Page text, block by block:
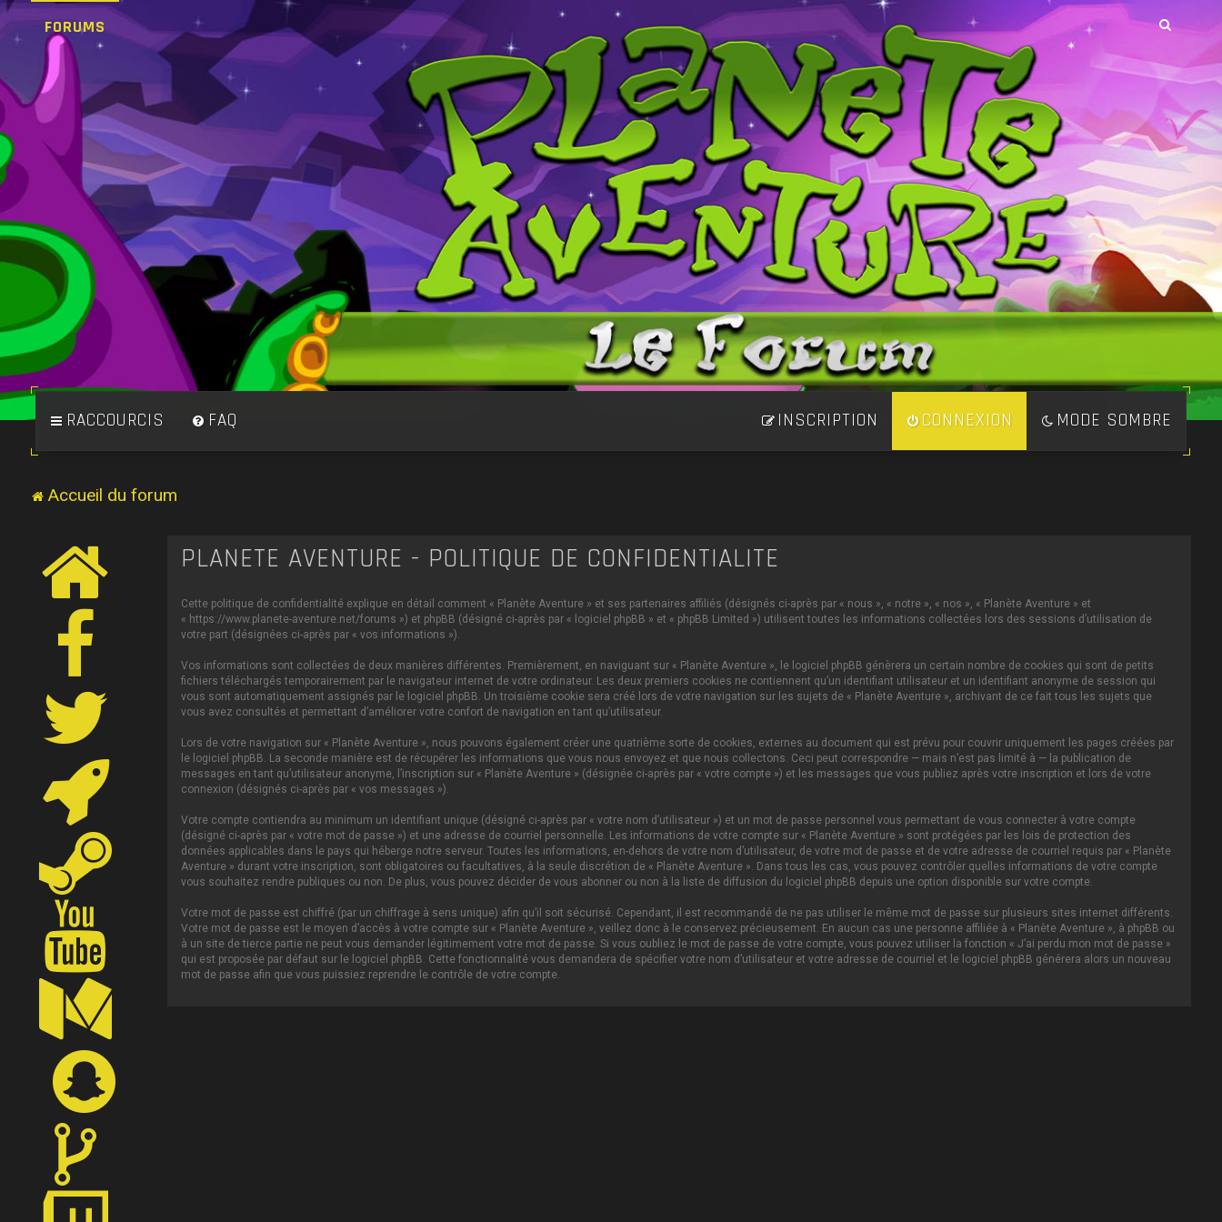
FORUMS
RACCOURCIS MODE SOMBRE
FAQ CONNEXION
INSCRIPTION
Accueil du forum
PLANÈTE AVENTURE - POLITIQUE DE CONFIDENTIALITÉ
Cette politique de confidentialité explique en détail comment « Planète Aventure » et ses partenaires affiliés (désignés ci-après par « nous », « notre », « nos », « Planète Aventure » et
« https://www.planete-aventure.net/forums ») et phpBB (désigné ci-après par « logiciel phpBB » et « phpBB Limited ») utilisent toutes les informations collectées lors des sessions d’utilisation de
votre part (désignées ci-après par « vos informations »).
Vos informations sont collectées de deux manières différentes. Premièrement, en naviguant sur « Planète Aventure », le logiciel phpBB génèrera un certain nombre de cookies qui sont de petits
fichiers téléchargés temporairement par le navigateur internet de votre ordinateur. Les deux premiers cookies ne contiennent qu’un identifiant utilisateur et un identifiant anonyme de session qui
vous sont automatiquement assignés par le logiciel phpBB. Un troisième cookie sera créé lors de votre navigation sur les sujets de « Planète Aventure », archivant de ce fait tous les sujets que
vous avez consultés et permettant d’améliorer votre confort de navigation en tant qu’utilisateur.
Lors de votre navigation sur « Planète Aventure », nous pouvons également créer une quatrième sorte de cookies, externes au document qui est prévu pour couvrir uniquement les pages créées par
le logiciel phpBB. La seconde manière est de récupérer les informations que vous nous envoyez et que nous collectons. Ceci peut correspondre — mais n’est pas limité à — la publication de
messages en tant qu’utilisateur anonyme, l’inscription sur « Planète Aventure » (désignée ci-après par « votre compte ») et les messages que vous publiez après votre inscription et lors de votre
connexion (désignés ci-après par « vos messages »).
Votre compte contiendra au minimum un identifiant unique (désigné ci-après par « votre nom d’utilisateur ») et un mot de passe personnel vous permettant de vous connecter à votre compte
(désigné ci-après par « votre mot de passe ») et une adresse de courriel personnelle. Les informations de votre compte sur « Planète Aventure » sont protégées par les lois de protection des
données applicables dans le pays qui héberge notre serveur. Toutes les informations, en-dehors de votre nom d’utilisateur, de votre mot de passe et de votre adresse de courriel requis par « Planète
Aventure » durant votre inscription, sont obligatoires ou facultatives, à la seule discrétion de « Planète Aventure ». Dans tous les cas, vous pouvez contrôler quelles informations de votre compte
vous souhaitez rendre publiques ou non. De plus, vous pouvez décider de vous abonner ou non à la liste de diffusion du logiciel phpBB depuis une option disponible sur votre compte.
Votre mot de passe est chiffré (par un chiffrage à sens unique) afin qu’il soit sécurisé. Cependant, il est recommandé de ne pas utiliser le même mot de passe sur plusieurs sites internet différents.
Votre mot de passe est le moyen d’accès à votre compte sur « Planète Aventure », veillez donc à le conservez précieusement. En aucun cas une personne affiliée à « Planète Aventure », à phpBB ou
à un site de tierce partie ne peut vous demander légitimement votre mot de passe. Si vous oubliez le mot de passe de votre compte, vous pouvez utiliser la fonction « J’ai perdu mon mot de passe »
qui est proposée par défaut sur le logiciel phpBB. Cette fonctionnalité vous demandera de spécifier votre nom d’utilisateur et votre adresse de courriel et le logiciel phpBB générera alors un nouveau
mot de passe afin que vous puissiez reprendre le contrôle de votre compte.